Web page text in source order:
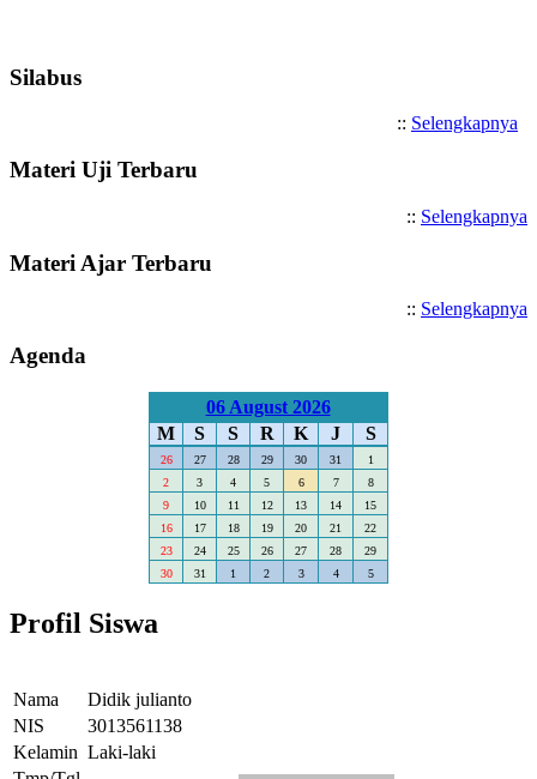
Silabus
:: Selengkapnya
Materi Uji Terbaru
:: Selengkapnya
Materi Ajar Terbaru
:: Selengkapnya
Agenda
06 August 2026
M
S S R K J S
26 27 28 29 30 31
1
2
3 4 5 6 7
8
9
10 11 12 13 14
15
16
17 18 19 20 21
22
23
24 25 26 27 28
29
30
31 1 2 3 4 5
Profil Siswa
Nama
Didik julianto
NIS
3013561138
Kelamin Laki-laki